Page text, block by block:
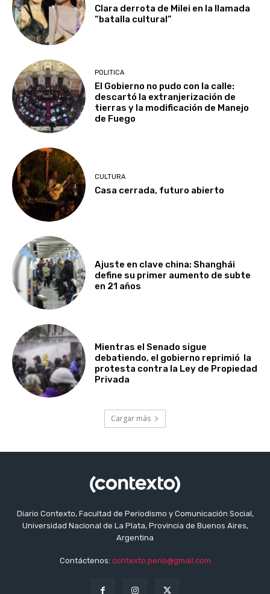
Clara derrota de Milei en la llamada
“batalla cultural”
POLITICA
El Gobierno no pudo con la calle:
descartó la extranjerización de
tierras y la modificación de Manejo
de Fuego
CULTURA
Casa cerrada, futuro abierto
Ajuste en clave china: Shanghái
define su primer aumento de subte
en 21 años
Mientras el Senado sigue
debatiendo, el gobierno reprimió la
protesta contra la Ley de Propiedad
Privada
Cargar más
Diario Contexto, Facultad de Periodismo y Comunicación Social,
Universidad Nacional de La Plata, Provincia de Buenos Aires,
Argentina
Contáctenos: contexto.perio@gmail.com